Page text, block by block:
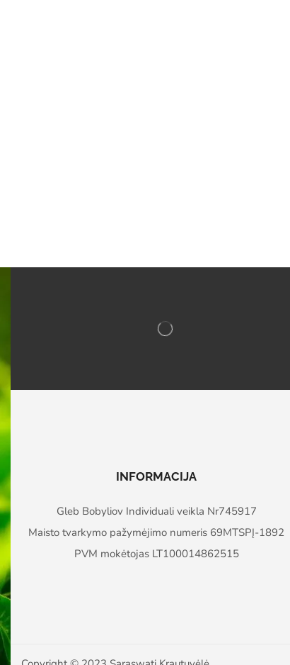
INFORMACIJA
Gleb Bobyliov Individuali veikla Nr745917
Maisto tvarkymo pažymėjimo numeris 69MTSPĮ-1892
PVM mokėtojas LT100014862515